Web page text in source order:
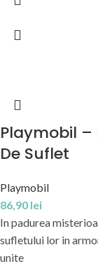
Playmobil –
De Suflet
Playmobil
86,90 lei
In padurea
sufletului lor in
unite